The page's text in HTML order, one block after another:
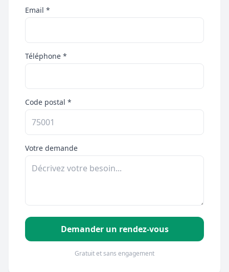
Email *
Téléphone *
Code postal *
Votre demande
Demander un rendez-vous
Gratuit et sans engagement